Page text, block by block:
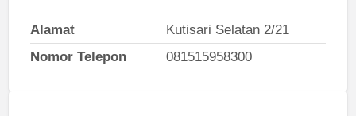
Alamat
Kutisari Selatan 2/21
Nomor Telepon
081515958300